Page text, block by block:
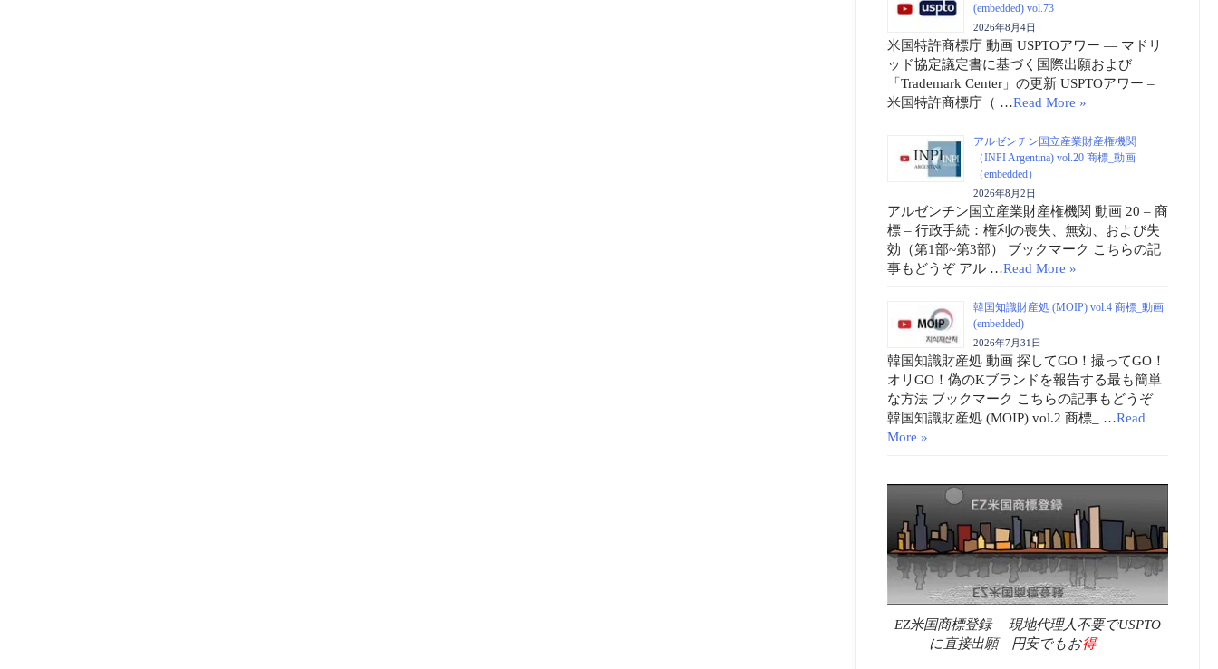
(embedded) vol.73
2026年8月4日
米国特許商標庁 動画 USPTOアワー ― マドリ
ッド協定議定書に基づく国際出願および
「Trademark Center」の更新 USPTOアワー –
米国特許商標庁（ …Read More »
アルゼンチン国立産業財産権機関
（INPI Argentina) vol.20 商標_動画
（embedded）
2026年8月2日
アルゼンチン国立産業財産権機関 動画 20 – 商
標 – 行政手続：権利の喪失、無効、および失
効（第1部~第3部） ブックマーク こちらの記
事もどうぞ アル …Read More »
韓国知識財産処 (MOIP) vol.4 商標_動画
(embedded)
2026年7月31日
韓国知識財産処 動画 探してGO！撮ってGO！
オリGO！偽のKブランドを報告する最も簡単
な方法 ブックマーク こちらの記事もどうぞ
韓国知識財産処 (MOIP) vol.2 商標_ …Read
More »
EZ米国商標登録 現地代理人不要でUSPTO
に直接出願 円安でもお得